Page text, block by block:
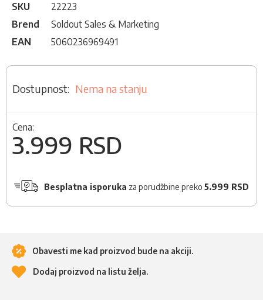
SKU
22223
Brend
Soldout Sales & Marketing
EAN
5060236969491
Nema na stanju
Cena:
3.999 RSD
Besplatna isporuka za porudžbine preko 5.999 RSD
Obavesti me kad proizvod bude na akciji.
Dodaj proizvod na listu želja.